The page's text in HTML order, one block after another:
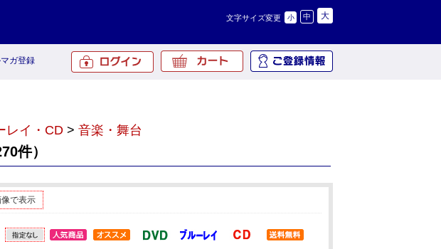
文字サイズ変更 小 中 大
ガ登録
レイ・CD > 音楽・舞台
件）
で表示